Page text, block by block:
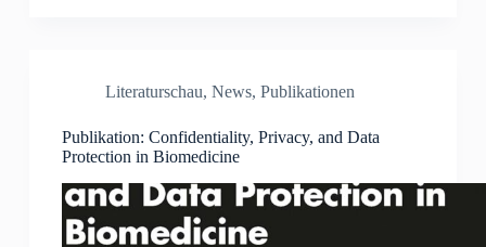
Literaturschau, News, Publikationen
Publikation: Confidentiality, Privacy, and Data
Protection in Biomedicine